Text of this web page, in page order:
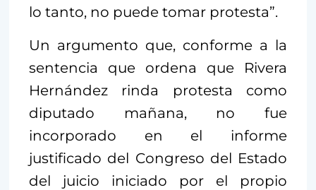
lo tanto, no puede tomar protesta”.
Un argumento que, conforme a la
sentencia que ordena que Rivera
Hernández rinda protesta como
diputado mañana, no fue
incorporado en el informe
justificado del Congreso del Estado
del juicio iniciado por el propio